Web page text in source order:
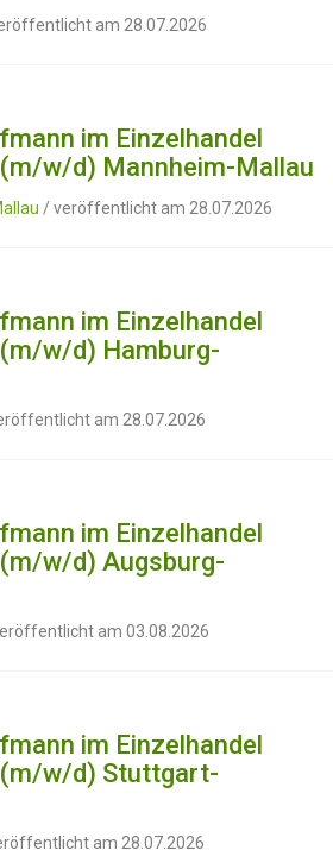
am 28.07.2026
im Einzelhandel
w/d) Mannheim-Mallau
/ veröffentlicht am 28.07.2026
im Einzelhandel
w/d) Hamburg-
am 28.07.2026
im Einzelhandel
w/d) Augsburg-
am 03.08.2026
im Einzelhandel
w/d) Stuttgart-
am 28.07.2026